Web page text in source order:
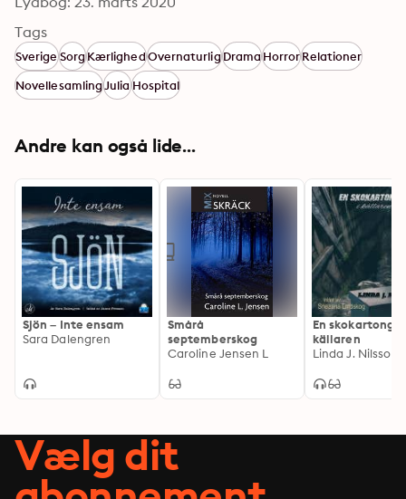
Tags
SverigeSorgKærlighedOvernaturligDramaHorrorRelationer
NovellesamlingJuliaHospital
Andre kan også lide...
Sjön – Inte ensam
Sara Dalengren
Smårå
septemberskog
Caroline Jensen L
En skokartong i
källaren
Linda J. Nilsson
Vælg dit